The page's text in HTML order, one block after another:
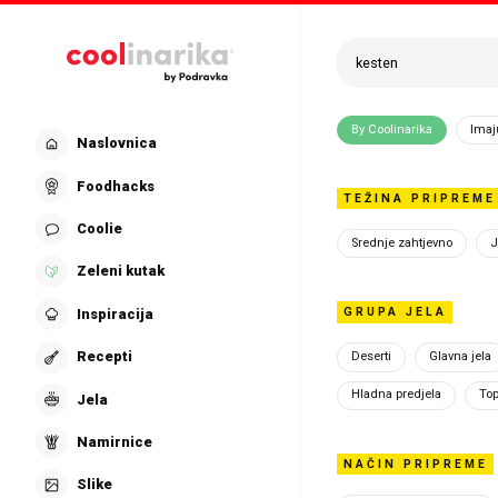
Naslovnica
Foodhacks
Coolie
Zeleni kutak
Inspiracija
Recepti
Jela
Namirnice
Slike
hrani sa
Pretraži recepte
By Coolinarika
TEŽINA PRIPREME
Srednje zahtjevno
GRUPA JELA
Deserti Glavna jela
Hladna predjela
NAČIN PRIPREME